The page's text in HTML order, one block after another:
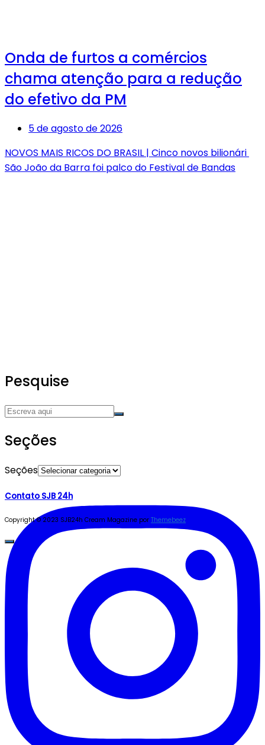
Onda de furtos a comércios
chama atenção para a redução
do efetivo da PM
5 de agosto de 2026
NOVOS MAIS RICOS DO BRASIL | Cinco novos bilionári
São João da Barra foi palco do Festival de Bandas
Pesquise
Seções
Seções
Contato SJB 24h
Copyright © 2023 SJB24h Cream Magazine por Themebeez